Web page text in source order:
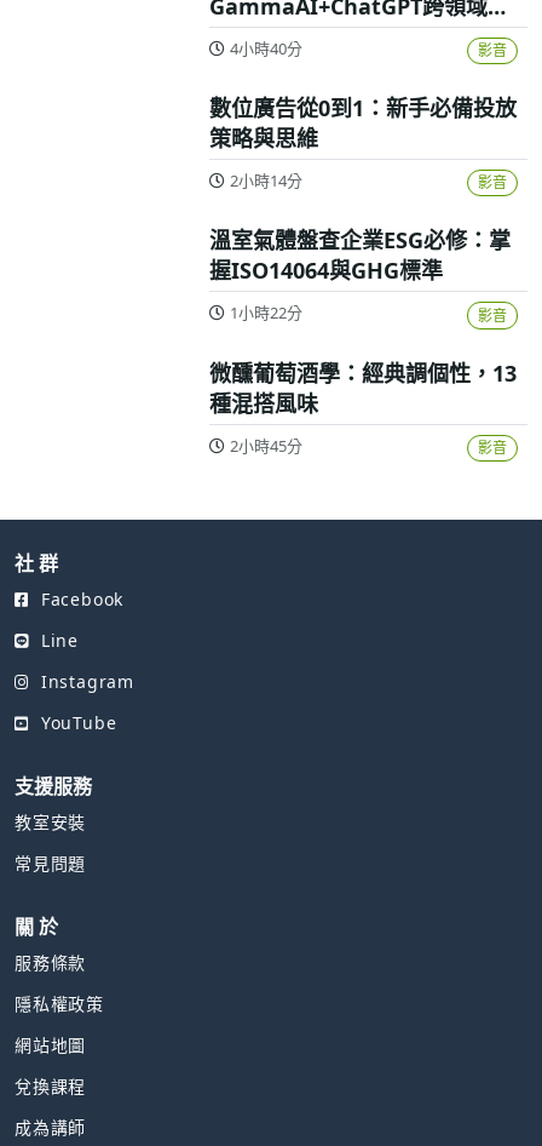
效實戰攻略
4小時40分 影音
數位廣告從0到1：新手必備投放
策略與思維
2小時14分 影音
溫室氣體盤查企業ESG必修：掌
握ISO14064與GHG標準
1小時22分 影音
微醺葡萄酒學：經典調個性，13
種混搭風味
2小時45分 影音
社 群
Facebook
Line
Instagram
YouTube
支援服務
教室安裝
常見問題
關 於
服務條款
隱私權政策
網站地圖
兌換課程
成為講師